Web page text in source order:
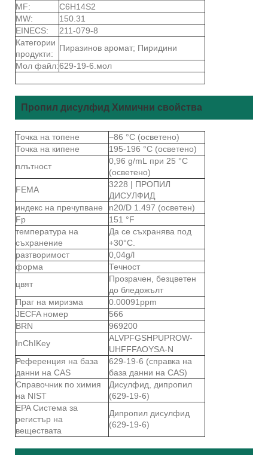
MF:
C6H14S2
MW:
150.31
EINECS:
211-079-8
Категории
продукти:
Пиразинов аромат; Пиридини
Мол файл:629-19-6.мол
Пропил дисулфид Химични свойства
Точка на топене
−86 °C (осветено)
Точка на кипене
195-196 °C (осветено)
плътност
0,96 g/mL при 25 °C
(осветено)
FEMA
3228 | ПРОПИЛ
ДИСУЛФИД
индекс на пречупване
n20/D 1.497 (осветен)
Fp
151 °F
температура на
съхранение
Да се ​​съхранява под
+30°C.
разтворимост
0,04g/l
форма
Течност
цвят
Прозрачен, безцветен
до бледожълт
Праг на миризма
0.00091ppm
JECFA номер
566
BRN
969200
InChIKey
ALVPFGSHPUPROW-
UHFFFAOYSA-N
Референция на база
данни на CAS
629-19-6 (справка на
база данни на CAS)
Справочник по химия
на NIST
Дисулфид, дипропил
(629-19-6)
EPA Система за
регистър на
веществата
Дипропил дисулфид
(629-19-6)